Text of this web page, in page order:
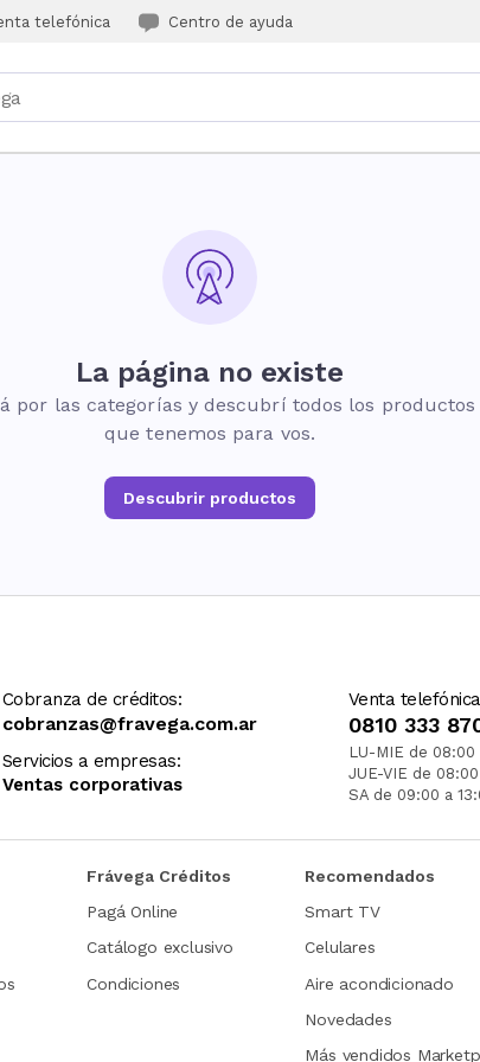
telefónica Centro de ayuda
La página no existe
por las categorías y descubrí todos los productos
que tenemos para vos.
Descubrir productos
Cobranza de créditos:
cobranzas@fravega.com.ar
Servicios a empresas:
Ventas corporativas
Venta
0810 333
LU-MIE de 08:00
JUE-VIE de
SA de 09:00 a
Frávega Créditos
Pagá Online
Catálogo exclusivo
Condiciones
Recomendados
Smart TV
Celulares
Aire acondicionado
Novedades
Más vendidos